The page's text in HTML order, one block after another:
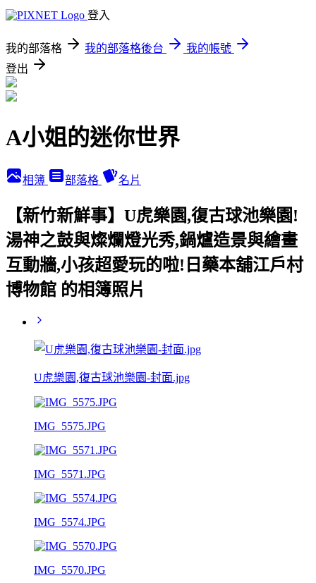
登入
我的部落格 我的部落格後台
我的帳號
登出
A小姐的迷你世界
相簿 部落格 名片
【新竹新鮮事】U虎樂園,復古球池樂園!
湯神之鼓與燦爛燈光秀,鍋爐造景與繪畫
互動牆,小孩超愛玩的啦!日藥本舖江戶村
博物館 的相簿照片
U虎樂園,復古球池樂園-封面.jpg
IMG_5575.JPG
IMG_5571.JPG
IMG_5574.JPG
IMG_5570.JPG